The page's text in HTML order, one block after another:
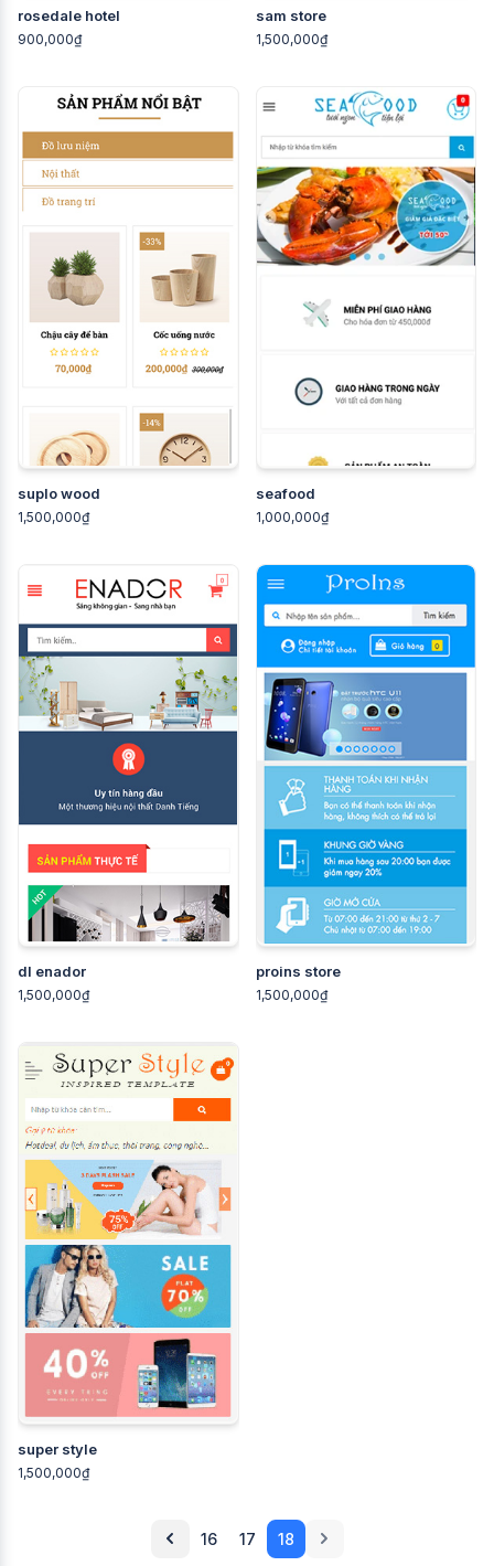
rosedale hotel
900,000₫
sam store
1,500,000₫
suplo wood
1,500,000₫
seafood
1,000,000₫
dl enador
1,500,000₫
proins store
1,500,000₫
super style
1,500,000₫
16 17 18